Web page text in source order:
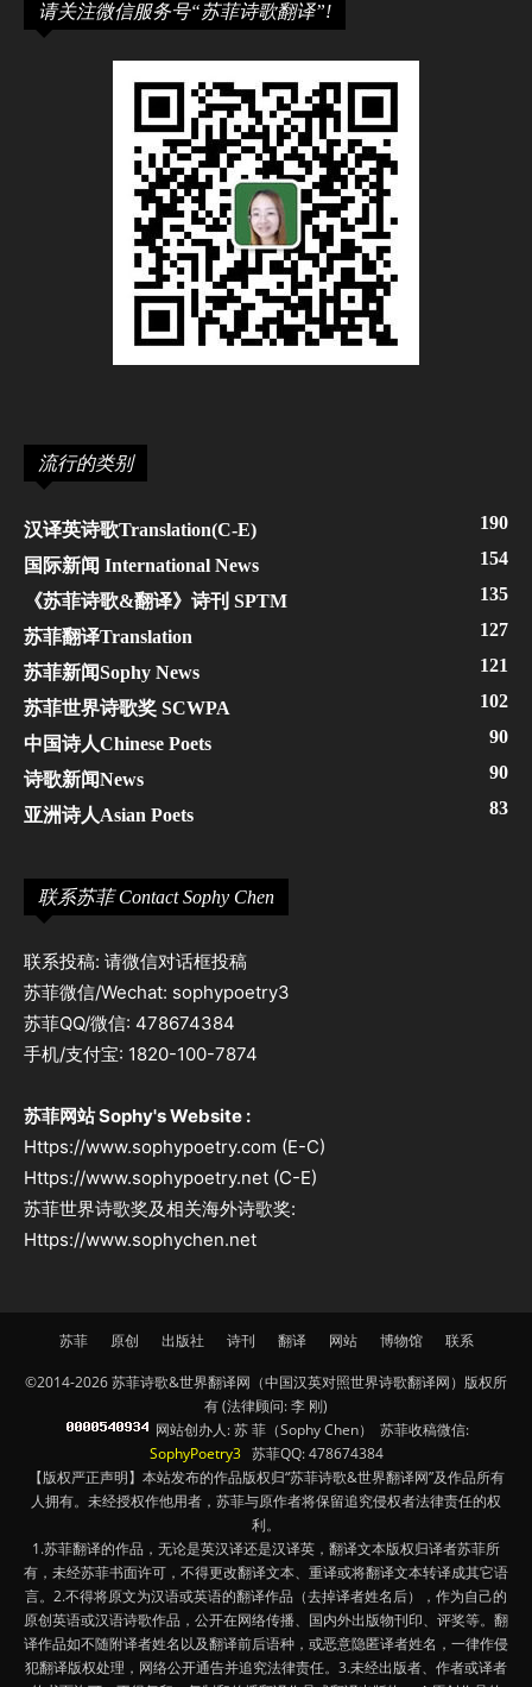
请关注微信服务号“苏菲诗歌翻译”!
流行的类别
汉译英诗歌Translation(C-E) 190
国际新闻 International News 154
《苏菲诗歌&翻译》诗刊 SPTM 135
苏菲翻译Translation 127
苏菲新闻Sophy News 121
苏菲世界诗歌奖 SCWPA 102
中国诗人Chinese Poets 90
诗歌新闻News 90
亚洲诗人Asian Poets 83
联系苏菲 Contact Sophy Chen
联系投稿: 请微信对话框投稿
苏菲微信/Wechat: sophypoetry3
苏菲QQ/微信: 478674384
手机/支付宝: 1820-100-7874
苏菲网站 Sophy's Website :
Https://www.sophypoetry.com (E-C)
Https://www.sophypoetry.net (C-E)
苏菲世界诗歌奖及相关海外诗歌奖:
Https://www.sophychen.net
苏菲 原创 出版社 诗刊 翻译 网站 博物馆 联系
©2014-2026 苏菲诗歌&世界翻译网（中国汉英对照世界诗歌翻译网）版权所
有 (法律顾问: 李 刚)
网站创办人: 苏 菲（Sophy Chen） 苏菲收稿微信:
SophyPoetry3苏菲QQ: 478674384
【版权严正声明】本站发布的作品版权归“苏菲诗歌&世界翻译网”及作品所有
人拥有。未经授权作他用者，苏菲与原作者将保留追究侵权者法律责任的权
利。
1.苏菲翻译的作品，无论是英汉译还是汉译英，翻译文本版权归译者苏菲所
有，未经苏菲书面许可，不得更改翻译文本、重译或将翻译文本转译成其它语
言。2.不得将原文为汉语或英语的翻译作品（去掉译者姓名后），作为自己的
原创英语或汉语诗歌作品，公开在网络传播、国内外出版物刊印、评奖等。翻
译作品如不随附译者姓名以及翻译前后语种，或恶意隐匿译者姓名，一律作侵
犯翻译版权处理，网络公开通告并追究法律责任。3.未经出版者、作者或译者